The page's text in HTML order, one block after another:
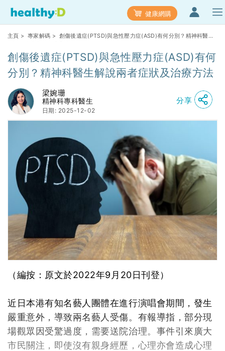
健康網購
主頁 > 專家解碼 > 創傷後遺症(PTSD)與急性壓力症(ASD)有何分別？精神科醫生
創傷後遺症(PTSD)與急性壓力症(ASD)有何
分別？精神科醫生解說兩者症狀及治療方法
梁婉珊
精神科專科醫生
日期: 2025-12-02
分享
（編按：原文於2022年9月20日刊登）
近日本港有知名藝人團體在進行演唱會期間，發生
嚴重意外，導致兩名藝人受傷。有報導指，部分現
場觀眾因受驚過度，需要送院治理。事件引來廣大
市民關注，即使沒有親身經歷，心理亦會造成心理